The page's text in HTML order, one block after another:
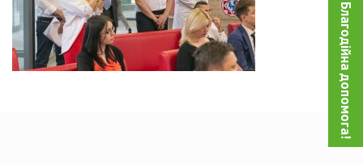
Благодійна допомога!